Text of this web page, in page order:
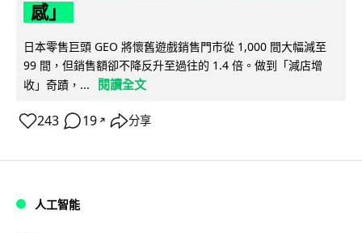
感」
日本零售巨頭 GEO 將懷舊遊戲銷售門市從 1,000 間大幅減至
99 間，但銷售額卻不降反升至過往的 1.4 倍。做到「減店增
收」奇蹟，...
閱讀全文
243 19 ↗ 分享
人工智能